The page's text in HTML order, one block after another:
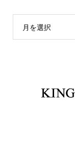
月を選択